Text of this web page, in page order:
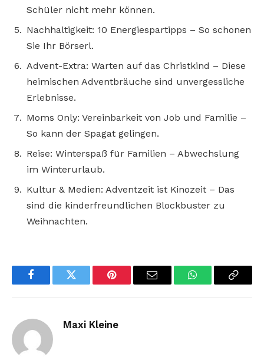
Schüler nicht mehr können.
Nachhaltigkeit: 10 Energiespartipps – So schonen
Sie Ihr Börserl.
Advent-Extra: Warten auf das Christkind – Diese
heimischen Adventbräuche sind unvergessliche
Erlebnisse.
Moms Only: Vereinbarkeit von Job und Familie –
So kann der Spagat gelingen.
Reise: Winterspaß für Familien – Abwechslung
im Winterurlaub.
Kultur & Medien: Adventzeit ist Kinozeit – Das
sind die kinderfreundlichen Blockbuster zu
Weihnachten.
FacebookTwitter Pinterest Email WhatsAppCopy
Maxi Kleine